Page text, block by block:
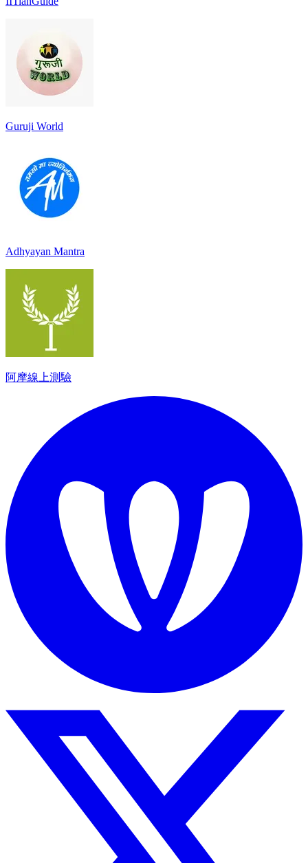
Guruji World
Adhyayan Mantra
阿摩線上測驗